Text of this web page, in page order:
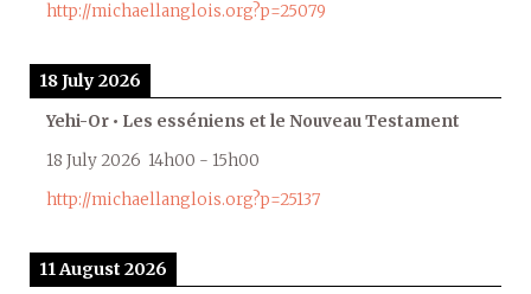
http://michaellanglois.org?p=25079
18 July 2026
Yehi-Or • Les esséniens et le Nouveau Testament
18 July 2026 14h00 - 15h00
http://michaellanglois.org?p=25137
11 August 2026